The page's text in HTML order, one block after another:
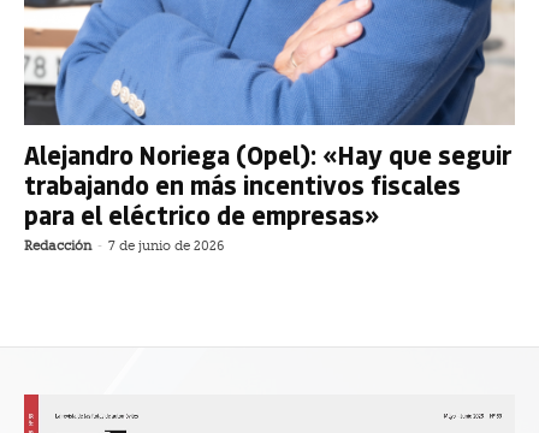
Alejandro Noriega (Opel): «Hay que seguir
trabajando en más incentivos fiscales
para el eléctrico de empresas»
Redacción - 7 de junio de 2026